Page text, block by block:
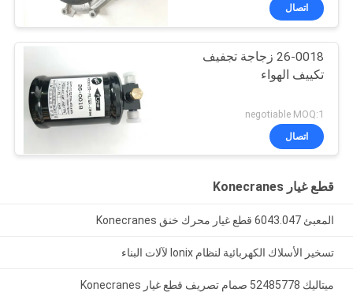
اتصال
26-0018 زجاجة تجفيف
تكييف الهواء
negotiable MOQ:1
اتصال
قطع غيار Konecranes
المعبئ 6043.047 قطع غيار محرك خنق Konecranes
تسخير الأسلاك الكهربائية لنظام Ionix لآلات البناء
ميتاليك 52485778 صمام تصريف قطع غيار Konecranes